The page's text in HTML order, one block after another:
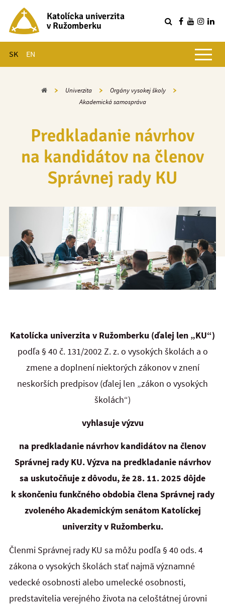
Katolícka univerzita
v Ružomberku
SK EN
Hlavné menu
Domov Univerzita
Orgány vysokej školy
Akademická samospráva
Predkladanie návrhov
na kandidátov na členov
Správnej rady KU
Katolícka univerzita v Ružomberku (ďalej len „KU“)
podľa § 40 č. 131/2002 Z. z. o vysokých školách a o
zmene a doplnení niektorých zákonov v znení
neskorších predpisov (ďalej len „zákon o vysokých
školách“)
vyhlasuje výzvu
na predkladanie návrhov kandidátov na členov
Správnej rady KU.Výzva na predkladanie návrhov
sa uskutočňuje z dôvodu, že 28. 11. 2025 dôjde
k skončeniu funkčného obdobia člena Správnej rady
zvoleného Akademickým senátom Katolíckej
univerzity v Ružomberku.
Členmi Správnej rady KU sa môžu podľa § 40 ods. 4
zákona o vysokých školách stať najmä významné
vedecké osobnosti alebo umelecké osobnosti,
predstavitelia verejného života na celoštátnej úrovni